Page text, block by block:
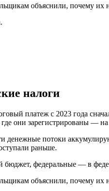
налоги
платеж с 2023 года
они зарегистрированы —
денежные потоки
раньше.
бюджет, федеральные — в